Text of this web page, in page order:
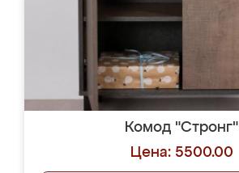
Комод "Стронг"
Цена: 5500.00